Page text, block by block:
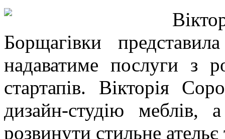
Борщагівки
надаватиме послуги з
стартапів. Вікторія
дизайн-студію меблів,
розвинути стильне